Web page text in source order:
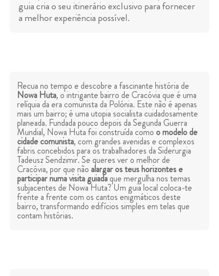
guia cria o seu itinerário exclusivo para fornecer
a melhor experiência possível.
Recua no tempo e descobre a fascinante história de
Nowa Huta, o intrigante bairro de Cracóvia que é uma
relíquia da era comunista da Polónia. Este não é apenas
mais um bairro; é uma utopia socialista cuidadosamente
planeada. Fundada pouco depois da Segunda Guerra
Mundial, Nowa Huta foi construída comoo modelo de
cidade comunista, com grandes avenidas e complexos
fabris concebidos para os trabalhadores da Siderurgia
Tadeusz Sendzimir. Se queres ver o melhor de
Cracóvia, por que não alargar os teus horizontes e
participar numa visita guiadaque mergulha nos temas
subjacentes de Nowa Huta? Um guia local coloca-te
frente a frente com os cantos enigmáticos deste
bairro, transformando edifícios simples em telas que
contam histórias.